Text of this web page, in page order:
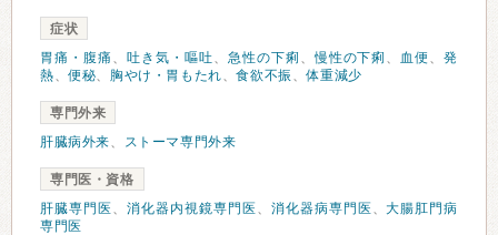
症状
胃痛・腹痛 、 吐き気・嘔吐、 急性の下痢 、慢性の下痢 、 血便、発
熱、便秘、 胸やけ・胃もたれ、食欲不振 、体重減少
専門外来
肝臓病外来、 ストーマ専門外来
専門医・資格
肝臓専門医 、 消化器内視鏡専門医 、 消化器病専門医 、大腸肛門病
専門医